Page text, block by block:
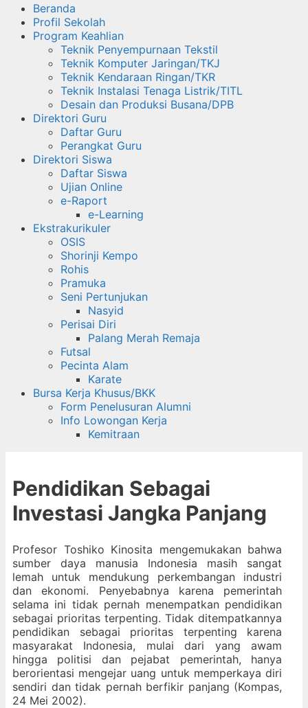
Beranda
Profil Sekolah
Program Keahlian
Teknik Penyempurnaan Tekstil
Teknik Komputer Jaringan/TKJ
Teknik Kendaraan Ringan/TKR
Teknik Instalasi Tenaga Listrik/TITL
Desain dan Produksi Busana/DPB
Direktori Guru
Daftar Guru
Perangkat Guru
Direktori Siswa
Daftar Siswa
Ujian Online
e-Raport
e-Learning
Ekstrakurikuler
OSIS
Shorinji Kempo
Rohis
Pramuka
Seni Pertunjukan
Nasyid
Perisai Diri
Palang Merah Remaja
Futsal
Pecinta Alam
Karate
Bursa Kerja Khusus/BKK
Form Penelusuran Alumni
Info Lowongan Kerja
Kemitraan
Pendidikan Sebagai
Investasi Jangka Panjang
Profesor Toshiko Kinosita mengemukakan bahwa
sumber daya manusia Indonesia masih sangat
lemah untuk mendukung perkembangan industri
dan ekonomi. Penyebabnya karena pemerintah
selama ini tidak pernah menempatkan pendidikan
sebagai prioritas terpenting. Tidak ditempatkannya
pendidikan sebagai prioritas terpenting karena
masyarakat Indonesia, mulai dari yang awam
hingga politisi dan pejabat pemerintah, hanya
berorientasi mengejar uang untuk memperkaya diri
sendiri dan tidak pernah berfikir panjang (Kompas,
24 Mei 2002).